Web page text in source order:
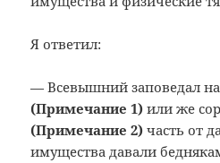
Я ответил:
— Всевышний заповедал
(Примечание 1) или же
(Примечание 2) часть от
имущества давали